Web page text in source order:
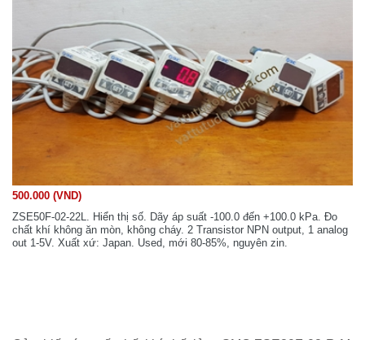
500.000 (VND)
ZSE50F-02-22L. Hiển thị số. Dãy áp suất -100.0 đến +100.0 kPa. Đo
chất khí không ăn mòn, không cháy. 2 Transistor NPN output, 1 analog
out 1-5V. Xuất xứ: Japan. Used, mới 80-85%, nguyên zin.